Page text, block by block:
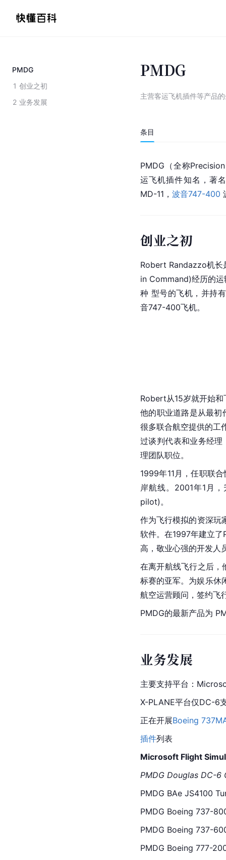
PMDG
1 创业之初
2 业务发展
PMDG
主营客运飞机插件等产品
条目
PMDG（全称
运飞机插件知名，著
MD-11， 波音747-400
创业之初
Robert Randazzo机
in Command)经历的
种 型号的飞机，并持
音747-400飞机。
Robert从15岁就开始
他的职业道路是从最初
很多联合航空提供的工
过谈判代表和业务经理
理团队职位。
1999年11月，任职联
岸航线。2001年1月
pilot)。
作为飞行模拟的资深玩
软件。在1997年建立
高，敬业心强的开发人
在离开航线飞行之后，
标赛的亚军。为娱乐休
航空运营顾问，签约飞
PMDG的最新产品为
业务发展
主要支持平台：
X-PLANE平台仅DC-6
正在开展Boeing
插件列表
Microsoft Flight
PMDG Douglas DC-6
PMDG BAe JS4100
PMDG Boeing 737-
PMDG Boeing 737-
PMDG Boeing 777-